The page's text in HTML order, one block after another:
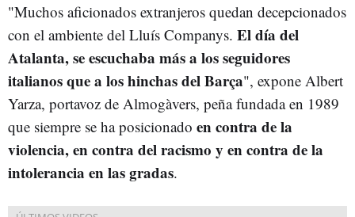
"Muchos aficionados extranjeros quedan decepcionados
con el ambiente del Lluís Companys. El día del
Atalanta, se escuchaba más a los seguidores
italianos que a los hinchas del Barça", expone Albert
Yarza, portavoz de Almogàvers, peña fundada en 1989
que siempre se ha posicionado en contra de la
violencia, en contra del racismo y en contra de la
intolerancia en las gradas.